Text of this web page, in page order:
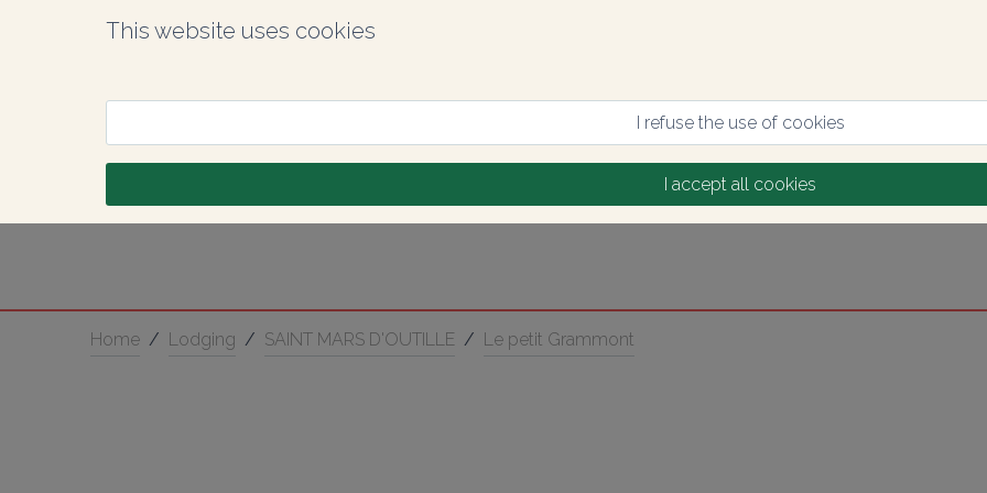
This website uses cookies
I refuse the use of cookies
I accept all cookies
Home / Lodging / SAINT MARS D'OUTILLE / Le petit Grammont